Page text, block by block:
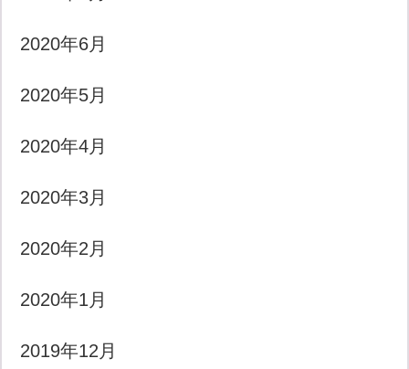
2020年6月
2020年5月
2020年4月
2020年3月
2020年2月
2020年1月
2019年12月